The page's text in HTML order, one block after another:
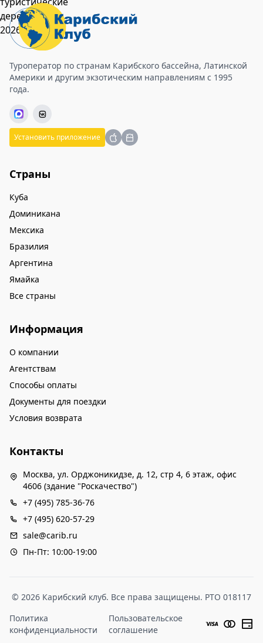
Туроператор по странам Карибского бассейна, Латинской
Америки и другим экзотическим направлениям с 1995
года.
Установить приложение
Страны
Куба
Доминикана
Мексика
Бразилия
Аргентина
Ямайка
Все страны
Информация
О компании
Агентствам
Способы оплаты
Документы для поездки
Условия возврата
Контакты
Москва, ул. Орджоникидзе, д. 12, стр 4, 6 этаж, офис
4606 (здание "Роскачество")
+7 (495) 785-36-76
+7 (495) 620-57-29
sale@carib.ru
Пн-Пт: 10:00-19:00
© 2026 Карибский клуб. Все права защищены. РТО 018117
Политика
конфиденциальности
Пользовательское
соглашение